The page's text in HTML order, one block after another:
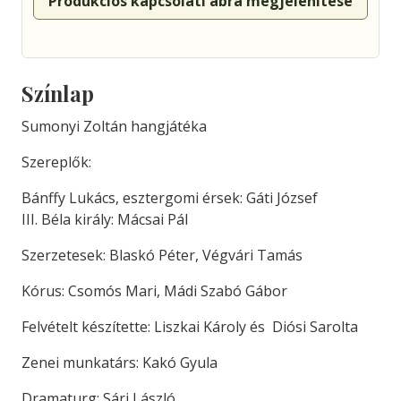
Színlap
Sumonyi Zoltán hangjátéka
Szereplők:
Bánffy Lukács, esztergomi érsek: Gáti József
III. Béla király: Mácsai Pál
Szerzetesek: Blaskó Péter, Végvári Tamás
Kórus: Csomós Mari, Mádi Szabó Gábor
Felvételt készítette: Liszkai Károly és Diósi Sarolta
Zenei munkatárs: Kakó Gyula